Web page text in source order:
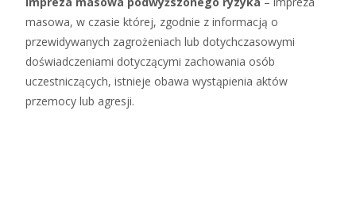
masowa, w czasie której, zgodnie z informacją o
przewidywanych zagrożeniach lub dotychczasowymi
doświadczeniami dotyczącymi zachowania osób
uczestniczących, istnieje obawa wystąpienia aktów
przemocy lub agresji.